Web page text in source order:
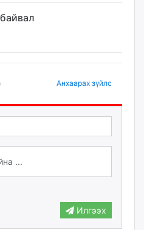
Анхаарах зүйлс
Илгээх